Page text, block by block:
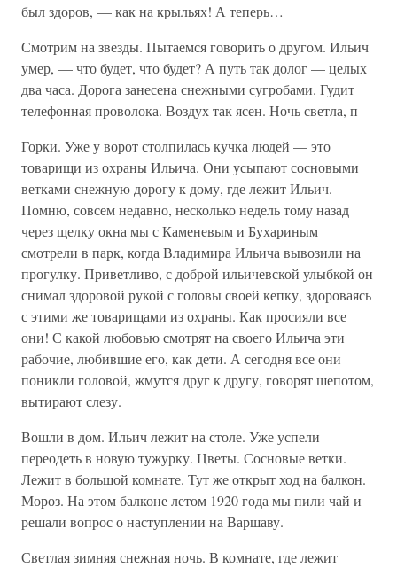
был здоров, — как на крыльях! А теперь…
Смотрим на звезды. Пытаемся говорить о другом. Ильич
умер, — что будет, что будет? А путь так долог — целых
два часа. Дорога занесена снежными сугробами. Гудит
телефонная проволока. Воздух так ясен. Ночь светла, п
Горки. Уже у ворот столпилась кучка людей — это
товарищи из охраны Ильича. Они усыпают сосновыми
ветками снежную дорогу к дому, где лежит Ильич.
Помню, совсем недавно, несколько недель тому назад
через щелку окна мы с Каменевым и Бухариным
смотрели в парк, когда Владимира Ильича вывозили на
прогулку. Приветливо, с доброй ильичевской улыбкой он
снимал здоровой рукой с головы своей кепку, здороваясь
с этими же товарищами из охраны. Как просияли все
они! С какой любовью смотрят на своего Ильича эти
рабочие, любившие его, как дети. А сегодня все они
поникли головой, жмутся друг к другу, говорят шепотом,
вытирают слезу.
Вошли в дом. Ильич лежит на столе. Уже успели
переодеть в новую тужурку. Цветы. Сосновые ветки.
Лежит в большой комнате. Тут же открыт ход на балкон.
Мороз. На этом балконе летом 1920 года мы пили чай и
решали вопрос о наступлении на Варшаву.
Светлая зимняя снежная ночь. В комнате, где лежит